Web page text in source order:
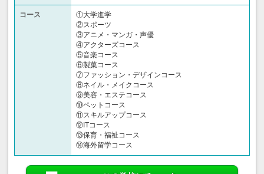
コース
①大学進学
②スポーツ
③アニメ・マンガ・声優
④アクターズコース
⑤音楽コース
⑥製菓コース
⑦ファッション・デザインコース
⑧ネイル・メイクコース
⑨美容・エステコース
⑩ペットコース
⑪スキルアップコース
⑫ITコース
⑬保育・福祉コース
⑭海外留学コース